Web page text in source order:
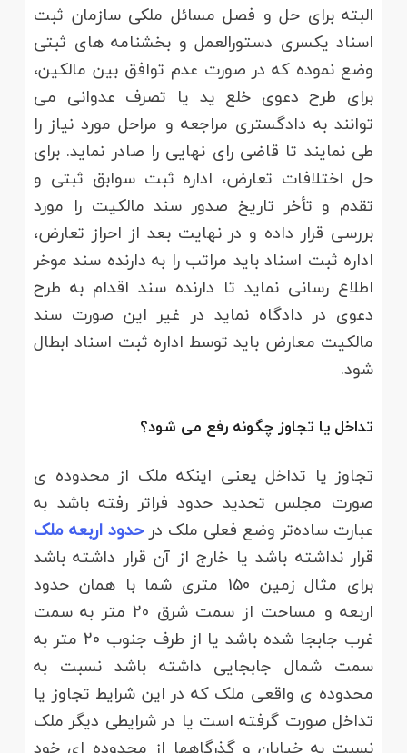
البته برای حل و فصل مسائل ملکی سازمان ثبت
اسناد یکسری دستورالعمل و بخشنامه های ثبتی
وضع نموده که در صورت عدم توافق بین مالکین،
برای طرح دعوی خلع ید یا تصرف عدوانی می
توانند به دادگستری مراجعه و مراحل مورد نیاز را
طی نمایند تا قاضی رای نهایی را صادر نماید. برای
حل اختلافات تعارض، اداره ثبت سوابق ثبتی و
تقدم و تأخر تاریخ صدور سند مالکیت را مورد
بررسی قرار داده و در نهایت بعد از احراز تعارض،
اداره ثبت اسناد باید مراتب را به دارنده سند موخر
اطلاع رسانی نماید تا دارنده سند اقدام به طرح
دعوی در دادگاه نماید در غیر این صورت سند
مالکیت معارض باید توسط اداره ثبت اسناد ابطال
شود.
تداخل یا تجاوز چگونه رفع می شود؟
تجاوز یا تداخل یعنی اینکه ملک از محدوده ی
صورت مجلس تحدید حدود فراتر رفته باشد به
عبارت ساده‌تر وضع فعلی ملک درحدود اربعه ملک
قرار نداشته باشد یا خارج از آن قرار داشته باشد
برای مثال زمین 150 متری شما با همان حدود
اربعه و مساحت از سمت شرق 20 متر به سمت
غرب جابجا شده باشد یا از طرف جنوب 20 متر به
سمت شمال جابجایی داشته باشد نسبت به
محدوده ی واقعی ملک که در این شرایط تجاوز یا
تداخل صورت گرفته است یا در شرایطی دیگر ملک